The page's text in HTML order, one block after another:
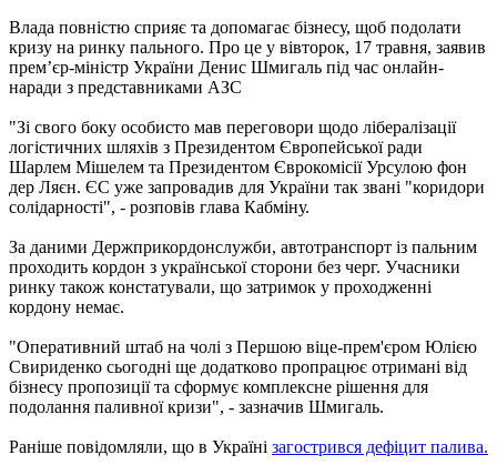
Влада повністю сприяє та допомагає бізнесу, щоб подолати
кризу на ринку пального. Про це у вівторок, 17 травня, заявив
прем’єр-міністр України Денис Шмигаль під час онлайн-
наради з представниками АЗС
"Зі свого боку особисто мав переговори щодо лібералізації
логістичних шляхів з Президентом Європейської ради
Шарлем Мішелем та Президентом Єврокомісії Урсулою фон
дер Ляєн. ЄС уже запровадив для України так звані "коридори
солідарності", - розповів глава Кабміну.
За даними Держприкордонслужби, автотранспорт із пальним
проходить кордон з української сторони без черг. Учасники
ринку також констатували, що затримок у проходженні
кордону немає.
"Оперативний штаб на чолі з Першою віце-прем'єром Юлією
Свириденко сьогодні ще додатково пропрацює отримані від
бізнесу пропозиції та сформує комплексне рішення для
подолання паливної кризи", - зазначив Шмигаль.
Раніше повідомляли, що в Україні загострився дефіцит палива.